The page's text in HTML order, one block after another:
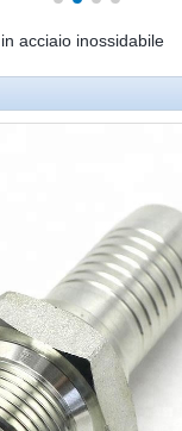
acciaio inossidabile